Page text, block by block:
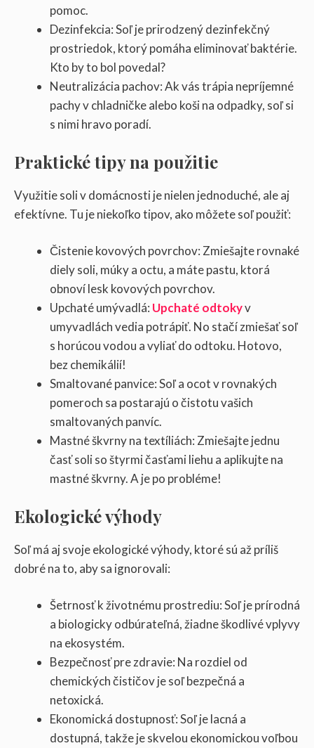
pomoc.
Dezinfekcia: Soľ je prirodzený dezinfekčný
prostriedok, ktorý pomáha eliminovať baktérie.
Kto by to bol povedal?
Neutralizácia pachov: Ak vás trápia nepríjemné
pachy v chladničke alebo koši na odpadky, soľ si
s nimi hravo poradí.
Praktické tipy na použitie
Využitie soli v domácnosti je nielen jednoduché, ale aj
efektívne. Tu je niekoľko tipov, ako môžete soľ použiť:
Čistenie kovových povrchov: Zmiešajte rovnaké
diely soli, múky a octu, a máte pastu, ktorá
obnoví lesk kovových povrchov.
Upchaté umývadlá: Upchaté odtokyv
umyvadlách vedia potrápiť. No stačí zmiešať soľ
s horúcou vodou a vyliať do odtoku. Hotovo,
bez chemikálií!
Smaltované panvice: Soľ a ocot v rovnakých
pomeroch sa postarajú o čistotu vašich
smaltovaných panvíc.
Mastné škvrny na textíliách: Zmiešajte jednu
časť soli so štyrmi časťami liehu a aplikujte na
mastné škvrny. A je po probléme!
Ekologické výhody
Soľ má aj svoje ekologické výhody, ktoré sú až príliš
dobré na to, aby sa ignorovali:
Šetrnosť k životnému prostrediu: Soľ je prírodná
a biologicky odbúrateľná, žiadne škodlivé vplyvy
na ekosystém.
Bezpečnosť pre zdravie: Na rozdiel od
chemických čističov je soľ bezpečná a
netoxická.
Ekonomická dostupnosť: Soľ je lacná a
dostupná, takže je skvelou ekonomickou voľbou